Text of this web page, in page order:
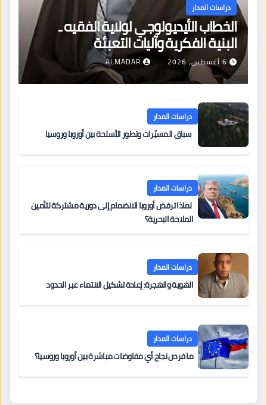
دراسات المدار
الخطاب الأيديولوجي لولاية الفقيه ـ
البنية الفكرية وآليات التعبئة
6 أغسطس، 2026 ALMADAR
دراسات المدار
سباق المسيّرات وتطور الأسلحة بين أوروبا وروسيا
دراسات المدار
لماذا ترفض أوروبا الانضمام إلى دورية مشتركة لتأمين
الملاحة البحرية؟
دراسات المدار
الهوية والهجرة: إعادة تشكيل الانتماء عبر الحدود
دراسات المدار
ما فرص نجاح أي مفاوضات مباشرة بين أوروبا وروسيا؟